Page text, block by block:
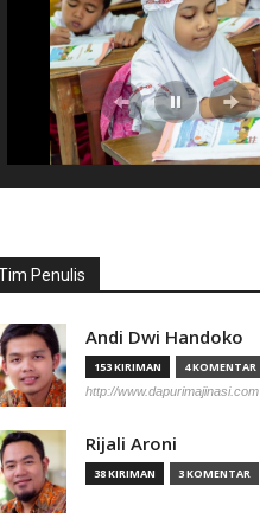
Penulis
Andi Dwi Handoko
153 KIRIMAN 4 KOMENTAR
http://www.dapurimajinasi.com
Rijali Aroni
38 KIRIMAN 3 KOMENTAR